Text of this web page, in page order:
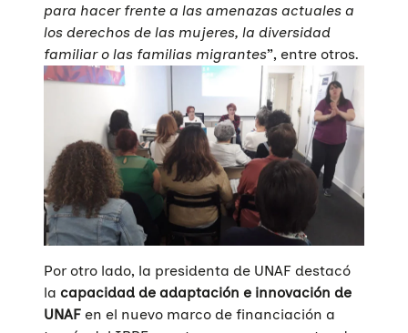
para hacer frente a las amenazas actuales a
los derechos de las mujeres, la diversidad
familiar o las familias migrantes”, entre otros.
Por otro lado, la presidenta de UNAF destacó
la capacidad de adaptación e innovación de
UNAF en el nuevo marco de financiación a